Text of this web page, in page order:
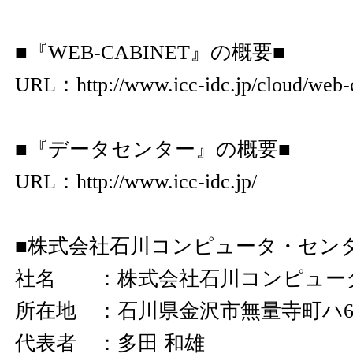
■『WEB-CABINET』の概要■
URL： http://www.icc-idc.jp/cloud/
■『データセンター』の概要■
URL： http://www.icc-idc.jp/
■株式会社石川コンピュータ・セ
社名 ：株式会社石川コンピュー
所在地 ：石川県金沢市無量寺町ハ
代表者 ：多田 和雄